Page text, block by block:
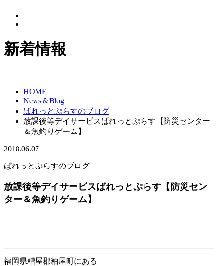
新着情報
HOME
News＆Blog
ぱれっとぷらすのブログ
放課後等デイサービスぱれっとぷらす【防災センター
＆魚釣りゲーム】
2018.06.07
ぱれっとぷらすのブログ
放課後等デイサービスぱれっとぷらす【防災セン
ター＆魚釣りゲーム】
福岡県糟屋郡粕屋町にある